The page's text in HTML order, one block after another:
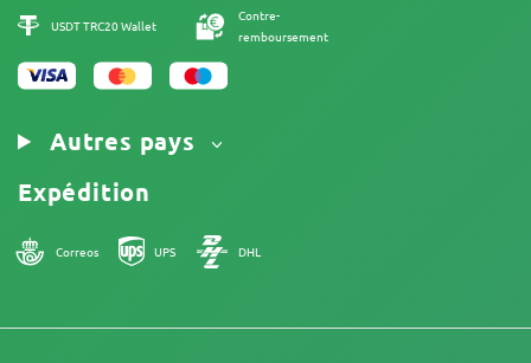
USDT TRC20 Wallet
Contre-
remboursement
Autres pays
Expédition
Correos UPS DHL